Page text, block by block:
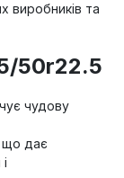
виробників та
50r22.5
чудову
що дає